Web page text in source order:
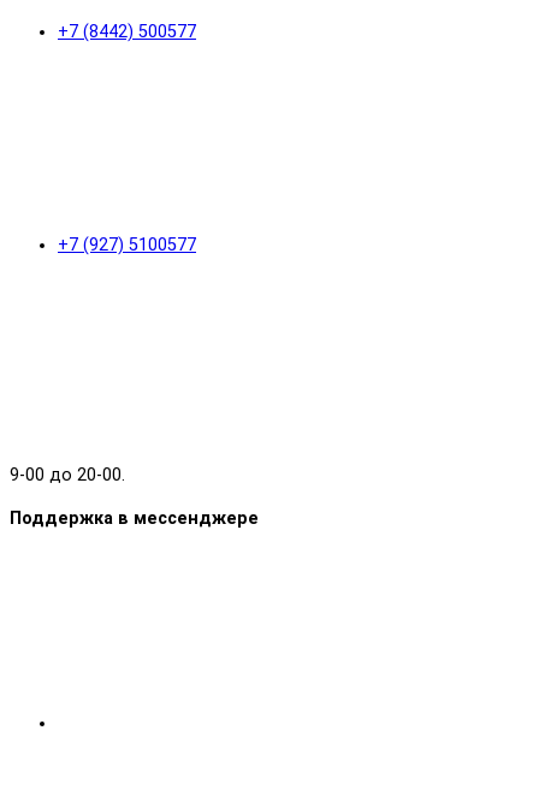
+7 (8442) 500577
+7 (927) 5100577
9-00 до 20-00.
Поддержка в мессенджере